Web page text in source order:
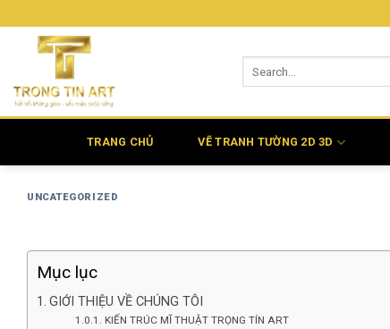
qua
TRANG CHỦ VẼ TRANH TƯỜNG 2D 3D
UNCATEGORIZED
Mục lục
GIỚI THIỆU VỀ CHÚNG TÔI
KIẾN TRÚC MĨ THUẬT TRỌNG TÍN ART